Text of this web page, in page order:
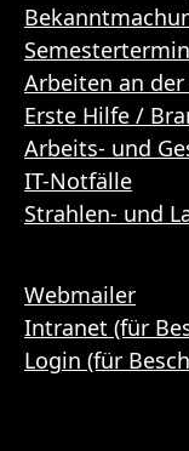
Arbeiten an
Erste Hilfe /
Arbeits- und
IT-Notfälle
Strahlen- und
Webmailer
Intranet (für
Login (für